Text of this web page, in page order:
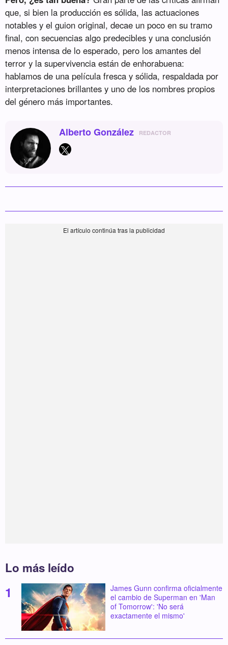
que, si bien la producción es sólida, las actuaciones
notables y el guion original, decae un poco en su tramo
final, con secuencias algo predecibles y una conclusión
menos intensa de lo esperado, pero los amantes del
terror y la supervivencia están de enhorabuena:
hablamos de una película fresca y sólida, respaldada por
interpretaciones brillantes y uno de los nombres propios
del género más importantes.
Alberto González REDACTOR
Lo más leído
James Gunn confirma oficialmente
el cambio de Superman en 'Man
of Tomorrow': 'No será
exactamente el mismo'